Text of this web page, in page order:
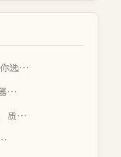
你选…
…
质…